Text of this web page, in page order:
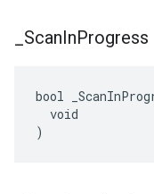
ScanInProgress
bool
  void
)